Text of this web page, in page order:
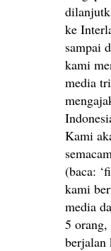
ke
sampai
kami
media
Kami
semacam
(baca:
kami
media
5 orang,
berjalan